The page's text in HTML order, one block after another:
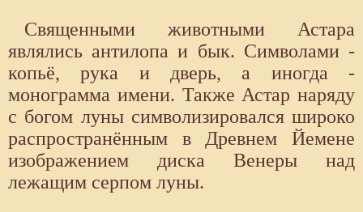
Священными животными Астара
являлись антилопа и бык. Символами -
копьё, рука и дверь, а иногда -
монограмма имени. Также Астар наряду
с богом луны символизировался широко
распространённым в Древнем Йемене
изображением диска Венеры над
лежащим серпом луны.